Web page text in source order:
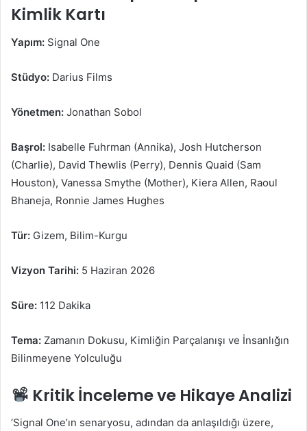
Kimlik Kartı
Yapım: Signal One
Stüdyo: Darius Films
Yönetmen: Jonathan Sobol
Başrol: Isabelle Fuhrman (Annika), Josh Hutcherson
(Charlie), David Thewlis (Perry), Dennis Quaid (Sam
Houston), Vanessa Smythe (Mother), Kiera Allen, Raoul
Bhaneja, Ronnie James Hughes
Tür: Gizem, Bilim-Kurgu
Vizyon Tarihi: 5 Haziran 2026
Süre: 112 Dakika
Tema: Zamanın Dokusu, Kimliğin Parçalanışı ve İnsanlığın
Bilinmeyene Yolculuğu
Kritik İnceleme ve Hikaye Analizi
‘Signal One’ın senaryosu, adından da anlaşıldığı üzere,